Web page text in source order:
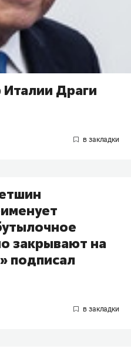
Драги
закрывают на
подписал